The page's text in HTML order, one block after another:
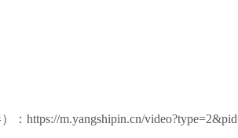
https://m.yangshipin.cn/